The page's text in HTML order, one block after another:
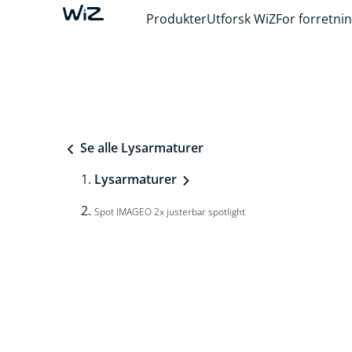
ProdukterUtforsk WiZFor
Se alle Lysarmaturer
Lysarmaturer
Spot IMAGEO 2x justerbar spotlight